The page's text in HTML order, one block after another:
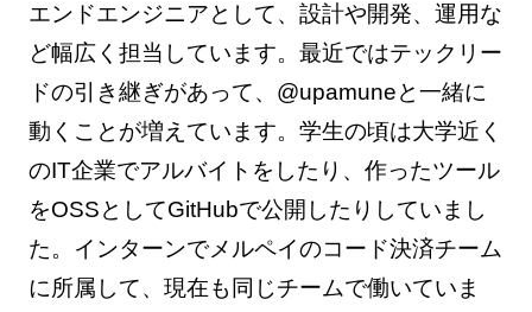
エンドエンジニアとして、設計や開発、運用な
ど幅広く担当しています。最近ではテックリー
ドの引き継ぎがあって、@upamuneと一緒に
動くことが増えています。学生の頃は大学近く
のIT企業でアルバイトをしたり、作ったツール
をOSSとしてGitHubで公開したりしていまし
た。インターンでメルペイのコード決済チーム
に所属して、現在も同じチームで働いていま